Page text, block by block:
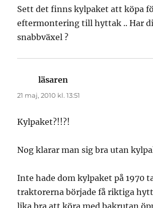
Sett det finns kylpaket att köpa
eftermontering till hyttak .. Har
snabbväxel ?
läsaren
21 maj, 2010 kl. 13:51
Kylpaket?!!?!
Nog klarar man sig bra utan
Inte hade dom kylpaket på 1970
traktorerna började få riktiga